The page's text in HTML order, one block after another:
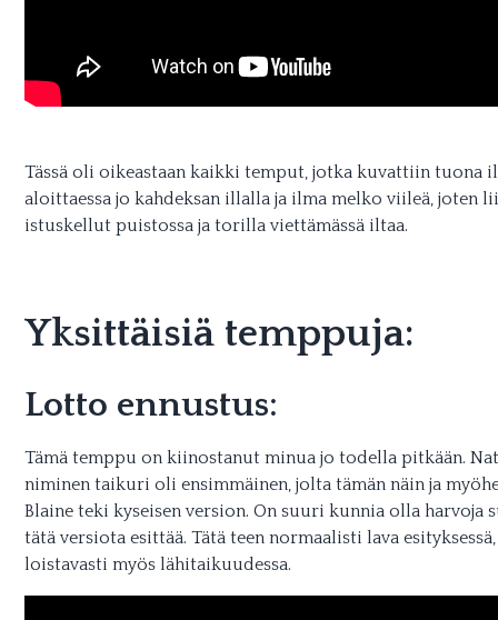
Tässä oli oikeastaan kaikki temput, jotka kuvattiin tuona
aloittaessa jo kahdeksan illalla ja ilma melko viileä, joten
istuskellut puistossa ja torilla viettämässä iltaa.
Yksittäisiä temppuja:
Lotto ennustus:
Tämä temppu on kiinostanut minua jo todella pitkään.
niminen taikuri oli ensimmäinen, jolta tämän näin ja
Blaine teki kyseisen version. On suuri kunnia olla harvoja
tätä versiota esittää. Tätä teen normaalisti lava
loistavasti myös lähitaikuudessa.